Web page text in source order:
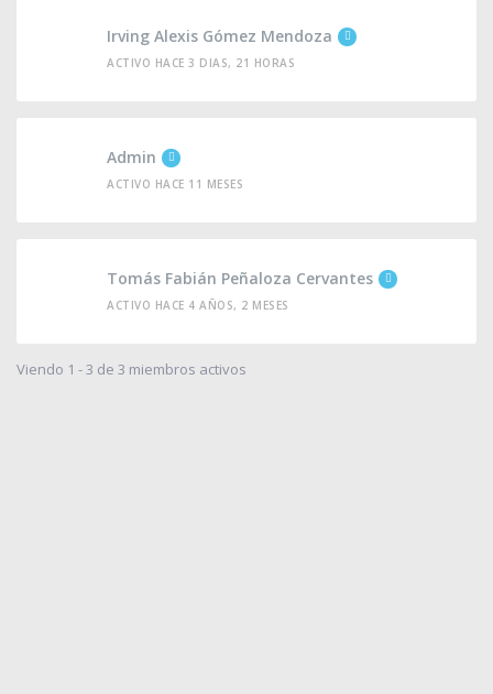
Irving Alexis Gómez Mendoza
ACTIVO HACE 3 DIAS, 21 HORAS
Admin
ACTIVO HACE 11 MESES
Tomás Fabián Peñaloza Cervantes
ACTIVO HACE 4 AÑOS, 2 MESES
Viendo 1 - 3 de 3 miembros activos